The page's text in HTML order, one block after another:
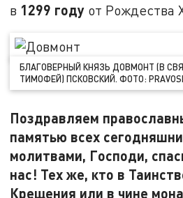
в 1299 году от Рождества
БЛАГОВЕРНЫЙ КНЯЗЬ ДОВМОНТ (В
ТИМОФЕЙ) ПСКОВСКИЙ. ФОТО:
Поздравляем
памятью всех
молитвами, Господи,
нас! Тех же, кто в
Крещения или в чине